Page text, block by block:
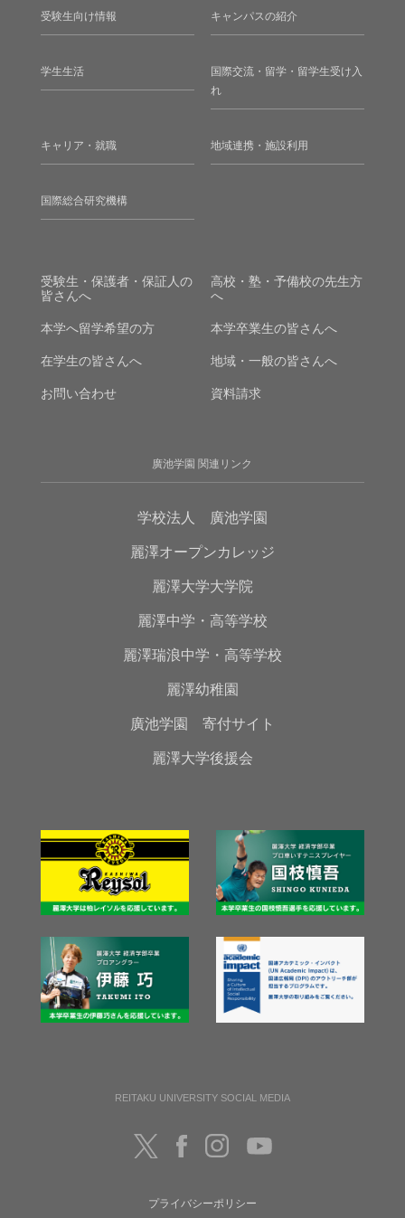
受験生向け情報 キャンパスの紹介
学生生活
国際交流・留学・留学生受け入
れ
キャリア・就職 地域連携・施設利用
国際総合研究機構
受験生・保護者・保証人の
皆さんへ
高校・塾・予備校の先生方
へ
本学へ留学希望の方 本学卒業生の皆さんへ
在学生の皆さんへ 地域・一般の皆さんへ
お問い合わせ 資料請求
廣池学園 関連リンク
学校法人 廣池学園
麗澤オープンカレッジ
麗澤大学大学院
麗澤中学・高等学校
麗澤瑞浪中学・高等学校
麗澤幼稚園
廣池学園 寄付サイト
麗澤大学後援会
REITAKU UNIVERSITY SOCIAL MEDIA
プライバシーポリシー